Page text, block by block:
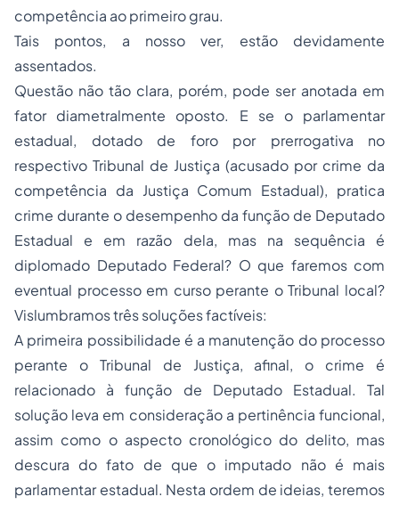
competência ao primeiro grau.
Tais pontos, a nosso ver, estão devidamente
assentados.
Questão não tão clara, porém, pode ser anotada em
fator diametralmente oposto. E se o parlamentar
estadual, dotado de foro por prerrogativa no
respectivo Tribunal de Justiça (acusado por crime da
competência da Justiça Comum Estadual), pratica
crime durante o desempenho da função de Deputado
Estadual e em razão dela, mas na sequência é
diplomado Deputado Federal? O que faremos com
eventual processo em curso perante o Tribunal local?
Vislumbramos três soluções factíveis:
A primeira possibilidade é a manutenção do processo
perante o Tribunal de Justiça, afinal, o crime é
relacionado à função de Deputado Estadual. Tal
solução leva em consideração a pertinência funcional,
assim como o aspecto cronológico do delito, mas
descura do fato de que o imputado não é mais
parlamentar estadual. Nesta ordem de ideias, teremos